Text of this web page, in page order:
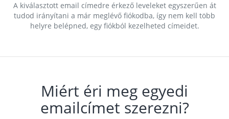
A kiválasztott email címedre érkező leveleket egyszerűen át
tudod irányítani a már meglévő fiókodba, így nem kell több
helyre belépned, egy fiókból kezelheted címeidet.
Miért éri meg egyedi
emailcímet szerezni?